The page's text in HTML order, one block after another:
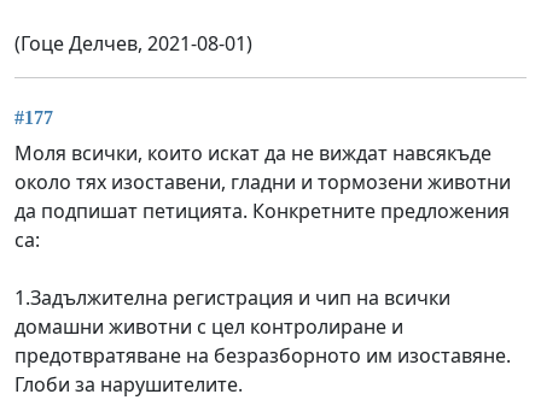
(Гоце Делчев, 2021-08-01)
#177
Моля всички, които искат да не виждат навсякъде
около тях изоставени, гладни и тормозени животни
да подпишат петицията. Конкретните предложения
са:
1.Задължителна регистрация и чип на всички
домашни животни с цел контролиране и
предотвратяване на безразборното им изоставяне.
Глоби за нарушителите.